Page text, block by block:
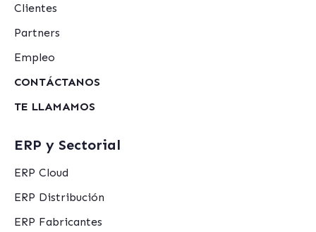
Clientes
Partners
Empleo
CONTÁCTANOS
TE LLAMAMOS
ERP y Sectorial
ERP Cloud
ERP Distribución
ERP Fabricantes